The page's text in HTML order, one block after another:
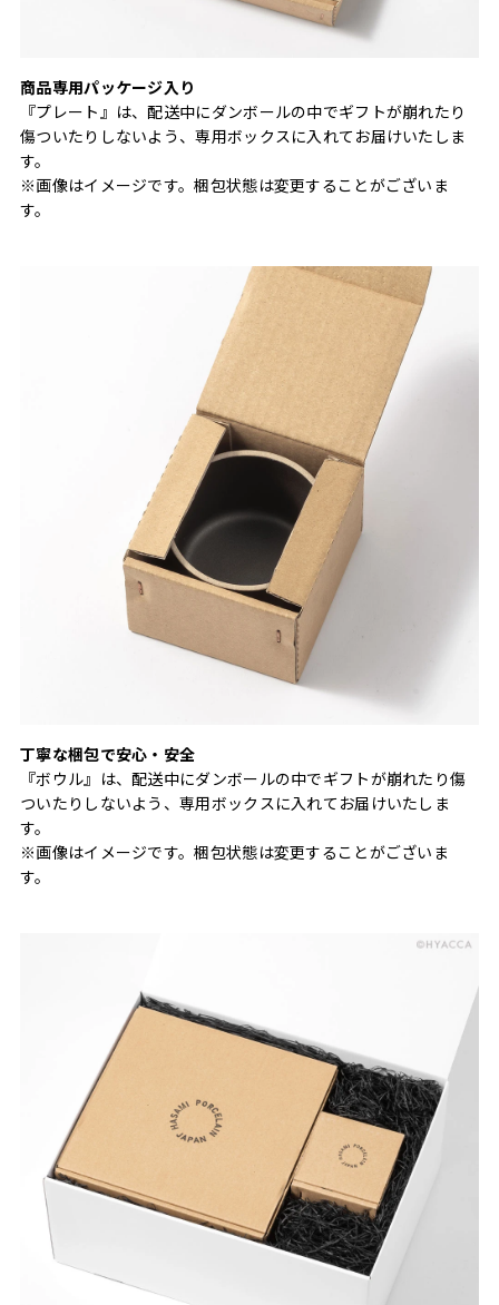
商品専用パッケージ入り
『プレート』は、配送中にダンボールの中でギフトが崩れたり
傷ついたりしないよう、専用ボックスに入れてお届けいたしま
す。
※画像はイメージです。梱包状態は変更することがございま
す。
丁寧な梱包で安心・安全
『ボウル』は、配送中にダンボールの中でギフトが崩れたり傷
ついたりしないよう、専用ボックスに入れてお届けいたしま
す。
※画像はイメージです。梱包状態は変更することがございま
す。